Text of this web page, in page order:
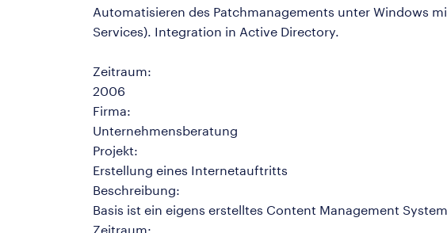
Automatisieren des Patchmanagements unter Windows
Services). Integration in Active Directory.
Zeitraum:
2006
Firma:
Unternehmensberatung
Projekt:
Erstellung eines Internetauftritts
Beschreibung:
Basis ist ein eigens erstelltes Content Management
Zeitraum: